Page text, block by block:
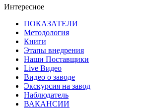
Интересное
ПОКАЗАТЕЛИ
Методология
Книги
Этапы внедрения
Наши Поставщики
Live Видео
Видео о заводе
Экскурсия на завод
Наблюдатель
ВАКАНСИИ